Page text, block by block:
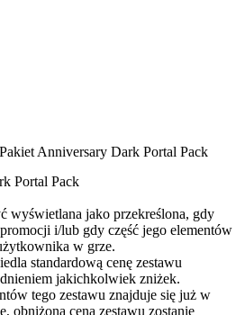
Pakiet Anniversary Dark Portal Pack
Portal Pack
wyświetlana jako przekreślona, gdy
i/lub gdy część jego elementów
w grze.
standardową cenę zestawu
jakichkolwiek zniżek.
tego zestawu znajduje się już w
obniżona cena zestawu zostanie